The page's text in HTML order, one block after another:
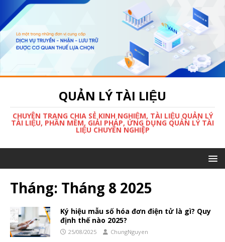
QUẢN LÝ TÀI LIỆU
CHUYÊN TRANG CHIA SẺ KINH NGHIỆM, TÀI LIỆU QUẢN LÝ
TÀI LIỆU, PHẦN MỀM, GIẢI PHÁP, ỨNG DỤNG QUẢN LÝ TÀI
LIỆU CHUYÊN NGHIỆP
Tháng: Tháng 8 2025
Ký hiệu mẫu số hóa đơn điện tử là gì? Quy
định thế nào 2025?
25/08/2025 ChungNguyen